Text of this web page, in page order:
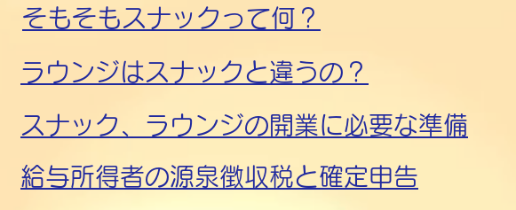
そもそもスナックって何？
ラウンジはスナックと違うの？
スナック、ラウンジの開業に必要な準備
給与所得者の源泉徴収税と確定申告